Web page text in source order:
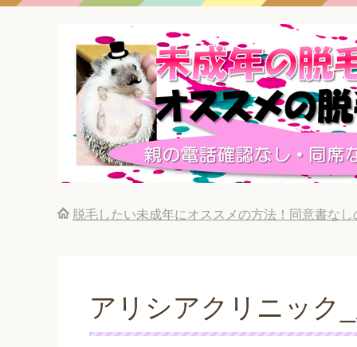
脱毛したい未成年にオススメの方法！同意書な
アリシアクリニック